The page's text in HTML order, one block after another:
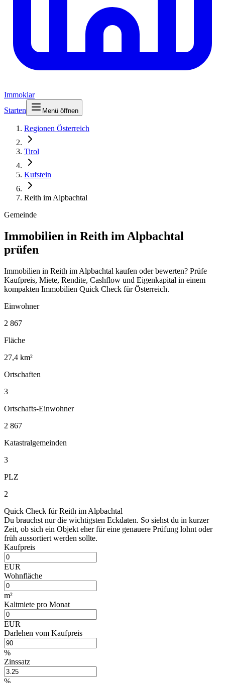
Immoklar
Starten
Menü öffnen
Regionen Österreich
Tirol
Kufstein
Reith im Alpbachtal
Gemeinde
Immobilien in Reith im Alpbachtal
prüfen
Immobilien in Reith im Alpbachtal kaufen oder bewerten? Prüfe
Kaufpreis, Miete, Rendite, Cashflow und Eigenkapital in einem
kompakten Immobilien Quick Check für Österreich.
Einwohner
2 867
Fläche
27,4 km²
Ortschaften
3
Ortschafts-Einwohner
2 867
Katastralgemeinden
3
PLZ
2
Quick Check für Reith im Alpbachtal
Du brauchst nur die wichtigsten Eckdaten. So siehst du in kurzer
Zeit, ob sich ein Objekt eher für eine genauere Prüfung lohnt oder
früh aussortiert werden sollte.
Kaufpreis
EUR
Wohnfläche
m²
Kaltmiete pro Monat
EUR
Darlehen vom Kaufpreis
%
Zinssatz
%